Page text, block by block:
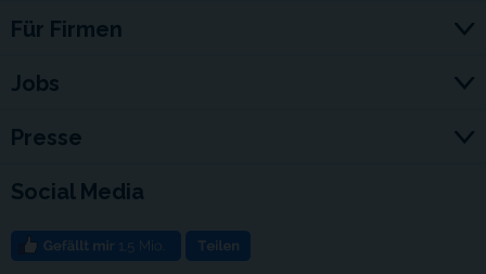
Für Firmen
Jobs
Presse
Social Media